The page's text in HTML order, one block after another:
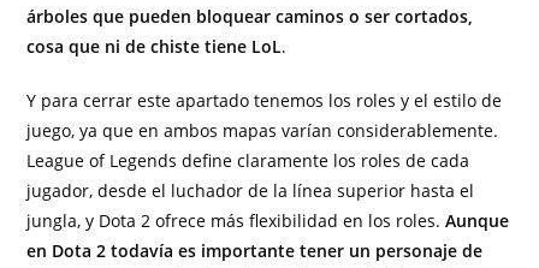
árboles que pueden bloquear caminos o ser cortados,
cosa que ni de chiste tiene LoL.
Y para cerrar este apartado tenemos los roles y el estilo de
juego, ya que en ambos mapas varían considerablemente.
League of Legends define claramente los roles de cada
jugador, desde el luchador de la línea superior hasta el
jungla, y Dota 2 ofrece más flexibilidad en los roles.Aunque
en Dota 2 todavía es importante tener un personaje de